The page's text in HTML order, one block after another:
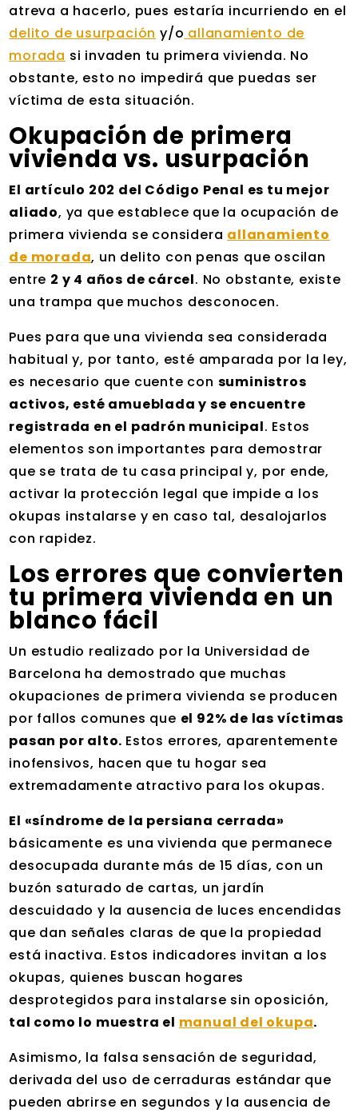
atreva a hacerlo, pues estaría incurriendo en el
delito de usurpación y/o allanamiento de
morada si invaden tu primera vivienda. No
obstante, esto no impedirá que puedas ser
víctima de esta situación.
Okupación de primera
vivienda vs. usurpación
El artículo 202 del Código Penal es tu mejor
aliado, ya que establece que la ocupación de
primera vivienda se considera allanamiento
de morada, un delito con penas que oscilan
entre 2 y 4 años de cárcel. No obstante, existe
una trampa que muchos desconocen.
Pues para que una vivienda sea considerada
habitual y, por tanto, esté amparada por la ley,
es necesario que cuente con suministros
activos, esté amueblada y se encuentre
registrada en el padrón municipal. Estos
elementos son importantes para demostrar
que se trata de tu casa principal y, por ende,
activar la protección legal que impide a los
okupas instalarse y en caso tal, desalojarlos
con rapidez.
Los errores que convierten
tu primera vivienda en un
blanco fácil
Un estudio realizado por la Universidad de
Barcelona ha demostrado que muchas
okupaciones de primera vivienda se producen
por fallos comunes que el 92% de las víctimas
pasan por alto. Estos errores, aparentemente
inofensivos, hacen que tu hogar sea
extremadamente atractivo para los okupas.
El «síndrome de la persiana cerrada»
básicamente es una vivienda que permanece
desocupada durante más de 15 días, con un
buzón saturado de cartas, un jardín
descuidado y la ausencia de luces encendidas
que dan señales claras de que la propiedad
está inactiva. Estos indicadores invitan a los
okupas, quienes buscan hogares
desprotegidos para instalarse sin oposición,
tal como lo muestra el manual del okupa.
Asimismo, la falsa sensación de seguridad,
derivada del uso de cerraduras estándar que
pueden abrirse en segundos y la ausencia de